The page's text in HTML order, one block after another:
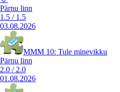
Pärnu linn
1.5 / 1.5
03.08.2026
MMM 10: Tule minevikku
Pärnu linn
2.0 / 2.0
01.08.2026